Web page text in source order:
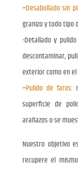
–Desabollado sin
granizo y todo tipo
-Detallado y
descontaminar,
exterior como en
–Pulido de faros:
superficie de
arañazos o se
Nuestro objetivo
recupere el